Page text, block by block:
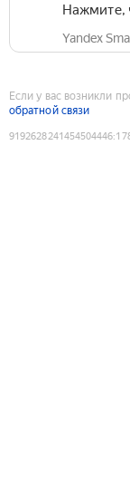
Нажмите,
Yandex
Если у вас возникли
обратной связи
9192628241454504446: